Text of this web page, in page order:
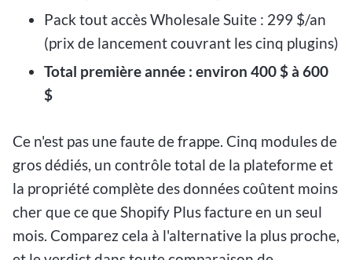
Pack tout accès Wholesale Suite : 299 $/an
(prix de lancement couvrant les cinq plugins)
Total première année : environ 400 $ à 600
$
Ce n'est pas une faute de frappe. Cinq modules de
gros dédiés, un contrôle total de la plateforme et
la propriété complète des données coûtent moins
cher que ce que Shopify Plus facture en un seul
mois. Comparez cela à l'alternative la plus proche,